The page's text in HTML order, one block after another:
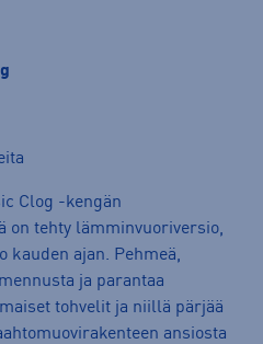
Clog -kengän
on tehty lämminvuoriversio,
kauden ajan. Pehmeä,
ja parantaa
tohvelit ja niillä pärjää
ansiosta